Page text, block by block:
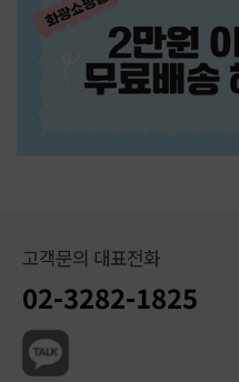
고객문의 대표전화
02-3282-1825